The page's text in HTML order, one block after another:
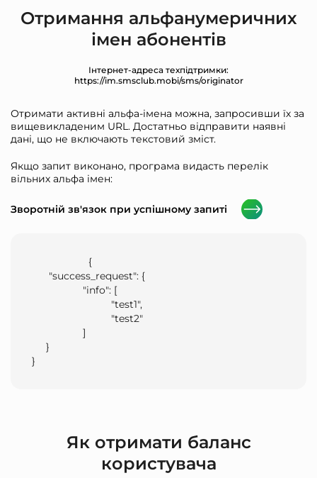
Отримання альфанумеричних
імен абонентів
Інтернет-адреса техпідтримки:
https://im.smsclub.mobi/sms/originator
Отримати активні альфа-імена можна, запросивши їх за
вищевикладеним URL. Достатньо відправити наявні
дані, що не включають текстовий зміст.
Якщо запит виконано, програма видасть перелік
вільних альфа імен:
Зворотній зв'язок при успішному запиті
                    {
      "success_request": {
                  "info": [
                            "test1",
                            "test2"
                  ]
     }
}
Як отримати баланс
користувача